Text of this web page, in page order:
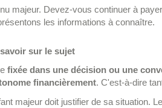
majeur. Devez-vous continuer à
les informations à connaître.
sur le sujet
fixée dans une décision ou une
financièrement. C'est-à-dire
majeur doit justifier de sa situation.